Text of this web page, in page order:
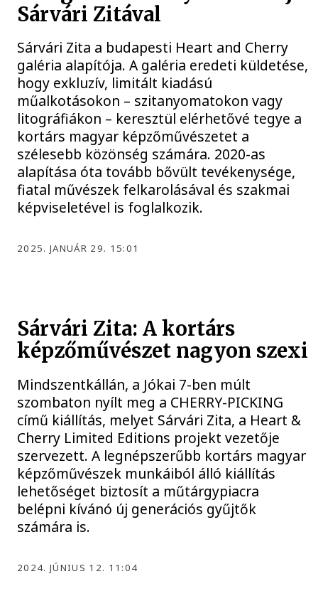
Sárvári Zitával
Sárvári Zita a budapesti Heart and Cherry
galéria alapítója. A galéria eredeti küldetése,
hogy exkluzív, limitált kiadású
műalkotásokon – szitanyomatokon vagy
litográfiákon – keresztül elérhetővé tegye a
kortárs magyar képzőművészetet a
szélesebb közönség számára. 2020-as
alapítása óta tovább bővült tevékenysége,
fiatal művészek felkarolásával és szakmai
képviseletével is foglalkozik.
2025. JANUÁR 29. 15:01
Sárvári Zita: A kortárs
képzőművészet nagyon szexi
Mindszentkállán, a Jókai 7-ben múlt
szombaton nyílt meg a CHERRY-PICKING
című kiállítás, melyet Sárvári Zita, a Heart &
Cherry Limited Editions projekt vezetője
szervezett. A legnépszerűbb kortárs magyar
képzőművészek munkáiból álló kiállítás
lehetőséget biztosít a műtárgypiacra
belépni kívánó új generációs gyűjtők
számára is.
2024. JÚNIUS 12. 11:04